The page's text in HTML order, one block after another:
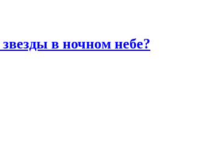
в ночном небе?